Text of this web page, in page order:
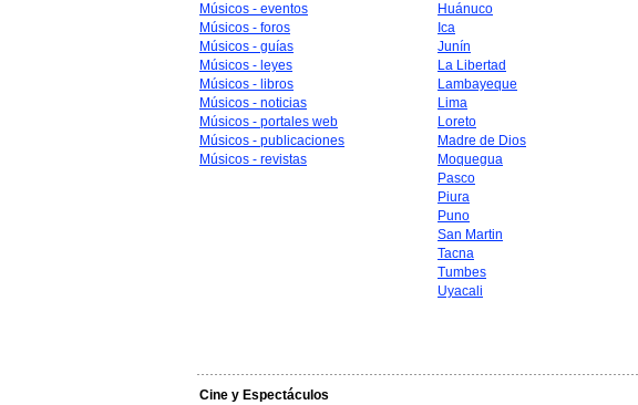
Músicos - eventos
Músicos - foros
Músicos - guías
Músicos - leyes
Músicos - libros
Músicos - noticias
Músicos - portales web
Músicos - publicaciones
Músicos - revistas
Huánuco
Ica
Junín
La Libertad
Lambayeque
Lima
Loreto
Madre de Dios
Moquegua
Pasco
Piura
Puno
San Martin
Tacna
Tumbes
Uyacali
Cine y Espectáculos